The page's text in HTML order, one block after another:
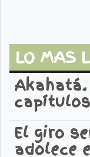
LO MAS
El giro
adolece